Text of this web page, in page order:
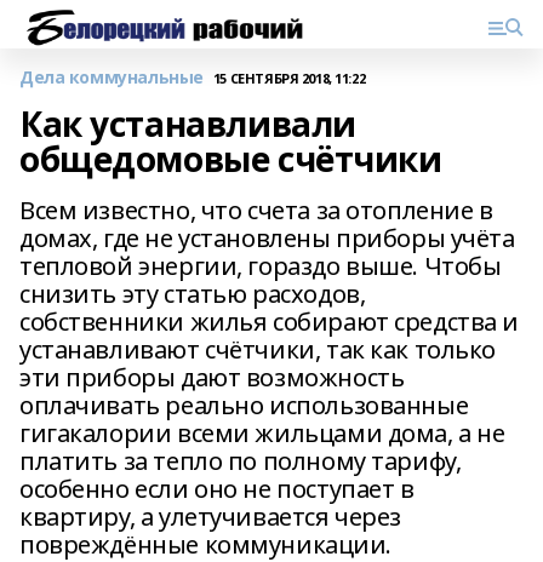
Дела коммунальные 15 СЕНТЯБРЯ 2018, 11:22
Как устанавливали
общедомовые счётчики
Всем известно, что счета за отопление в
домах, где не установлены приборы учёта
тепловой энергии, гораздо выше. Чтобы
снизить эту статью расходов,
собственники жилья собирают средства и
устанавливают счётчики, так как только
эти приборы дают возможность
оплачивать реально использованные
гигакалории всеми жильцами дома, а не
платить за тепло по полному тарифу,
особенно если оно не поступает в
квартиру, а улетучивается через
повреждённые коммуникации.